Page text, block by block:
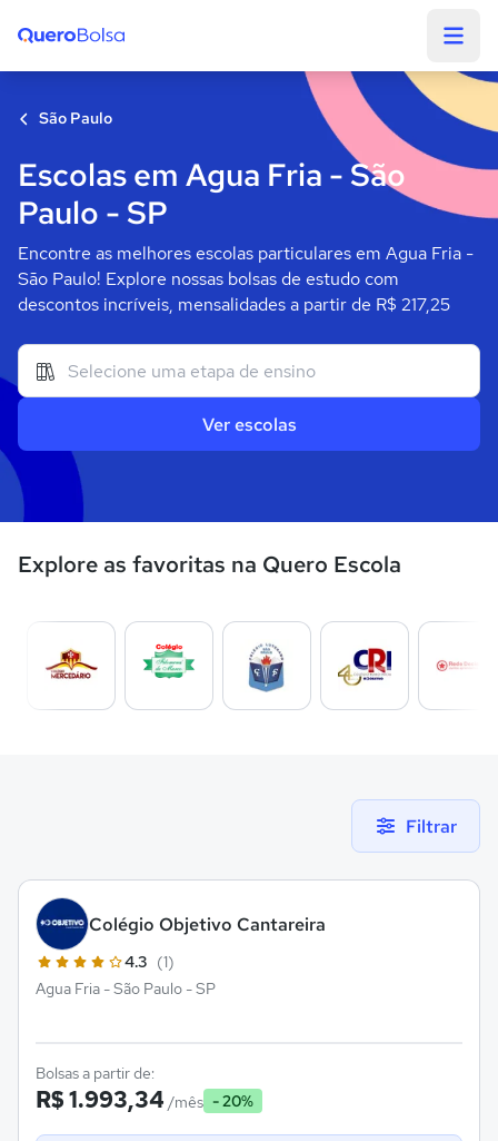
São Paulo
Escolas em Agua Fria - São
Paulo - SP
Encontre as melhores escolas particulares em Agua Fria -
São Paulo! Explore nossas bolsas de estudo com
descontos incríveis, mensalidades a partir de R$ 217,25
Ver escolas
Explore as favoritas na Quero Escola
Filtrar
Colégio Objetivo Cantareira
4.3 (1)
Agua Fria - São Paulo - SP
Bolsas a partir de:
R$ 1.993,34 /mês - 20%